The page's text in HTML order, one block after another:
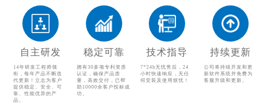
漏水检测设备
温湿度传感器
配电监控设备
气体监控设备
其他配件产品
自主研发
14年研发工程师领
衔，每年产品不断迭
代更新！立志为客户
提供稳定、安全、可
靠、性能优异的产
品。
稳定可靠
拥有30多项专利资质
认证，确保产品质
量，高效交付，已帮
助10000余客户投标成
功。
技术指导
7*24h无忧售后，24
小时快速响应，无任
何安装及使用烦忧！
持续更新
公司将持续开发和更
新软件系统并免费为
客服升级和更新。